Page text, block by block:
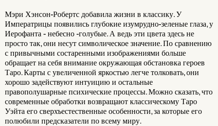
Мэри Хэнсон-Робертс добавила жизни в классику. У
Императрицы появились глубокие изумрудно-зеленые глаза, у
Иерофанта - небесно -голубые. А ведь эти цвета здесь не
просто так, они несут символическое значение. По сравнению
с привычными состаренными изображениями больше
обращает на себя внимание окружающая обстановка героев
Таро. Карты с увеличенной яркостью легче толковать, они
хорошо задействуют интуицию и остальные
правополушарные психические процессы. Можно сказать, что
современные обработки возвращают классическому Таро
Уэйта его сверхъестественные особенности, за которые его
полюбили предсказатели по всему миру.